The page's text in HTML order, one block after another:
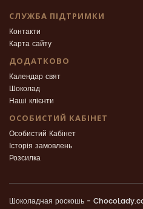
СЛУЖБА ПІДТРИМКИ
Контакти
Карта сайту
ДОДАТКОВО
Календар свят
Шоколад
Наші клієнти
ОСОБИСТИЙ КАБІНЕТ
Особистий Кабінет
Історія замовлень
Розсилка
Шоколадная роскошь -